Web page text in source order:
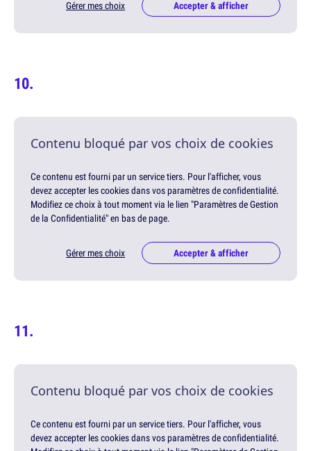
Gérer mes choix Accepter & afficher
Contenu bloqué par vos choix de cookies
Ce contenu est fourni par un service tiers. Pour l'afficher, vous
devez accepter les cookies dans vos paramètres de confidentialité.
Modifiez ce choix à tout moment via le lien "Paramètres de Gestion
de la Confidentialité" en bas de page.
Gérer mes choix Accepter & afficher
Contenu bloqué par vos choix de cookies
Ce contenu est fourni par un service tiers. Pour l'afficher, vous
devez accepter les cookies dans vos paramètres de confidentialité.